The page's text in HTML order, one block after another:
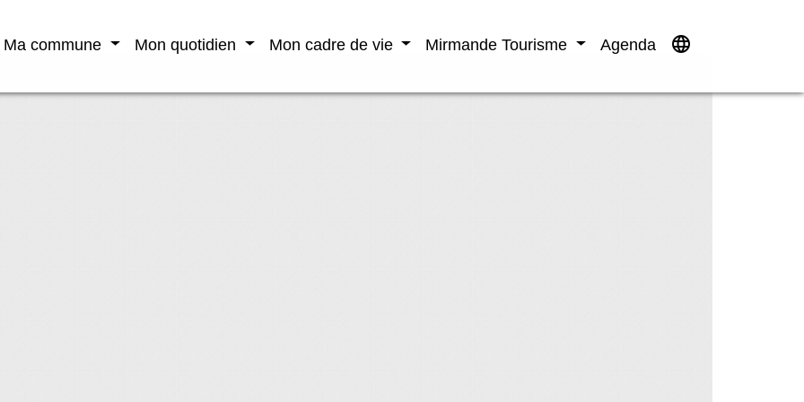
Ma commune Mon quotidien Mon cadre de vie Mirmande Tourisme Agenda language